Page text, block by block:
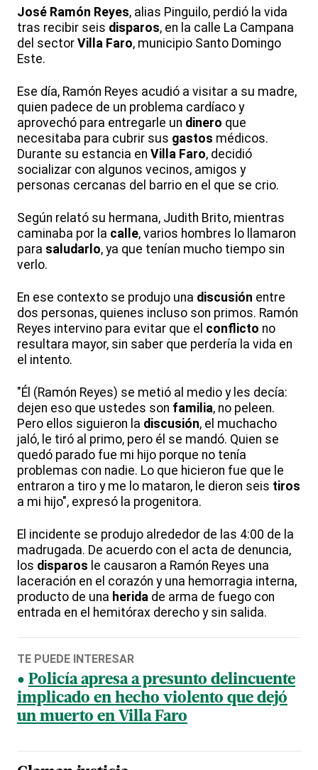
José Ramón Reyes, alias Pinguilo, perdió la vida
tras recibir seis disparos, en la calle La Campana
del sector Villa Faro, municipio Santo Domingo
Este.
Ese día, Ramón Reyes acudió a visitar a su madre,
quien padece de un problema cardíaco y
aprovechó para entregarle un dinero que
necesitaba para cubrir sus gastos médicos.
Durante su estancia en Villa Faro, decidió
socializar con algunos vecinos, amigos y
personas cercanas del barrio en el que se crio.
Según relató su hermana, Judith Brito, mientras
caminaba por la calle, varios hombres lo llamaron
para saludarlo, ya que tenían mucho tiempo sin
verlo.
En ese contexto se produjo una discusión entre
dos personas, quienes incluso son primos. Ramón
Reyes intervino para evitar que el conflicto no
resultara mayor, sin saber que perdería la vida en
el intento.
"Él (Ramón Reyes) se metió al medio y les decía:
dejen eso que ustedes son familia, no peleen.
Pero ellos siguieron la discusión, el muchacho
jaló, le tiró al primo, pero él se mandó. Quien se
quedó parado fue mi hijo porque no tenía
problemas con nadie. Lo que hicieron fue que le
entraron a tiro y me lo mataron, le dieron seis tiros
a mi hijo", expresó la progenitora.
El incidente se produjo alrededor de las 4:00 de la
madrugada. De acuerdo con el acta de denuncia,
los disparos le causaron a Ramón Reyes una
laceración en el corazón y una hemorragia interna,
producto de una herida de arma de fuego con
entrada en el hemitórax derecho y sin salida.
TE PUEDE INTERESAR
Policía apresa a presunto delincuente
implicado en hecho violento que dejó
un muerto en Villa Faro